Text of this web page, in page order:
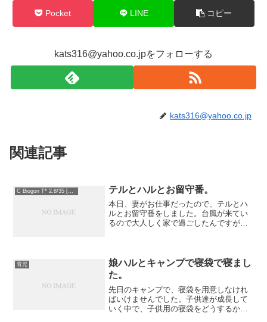
Pocket LINE コピー
kats316@yahoo.co.jpをフォローする
kats316@yahoo.co.jp
関連記事
テルとハルとお留守番。
本日、妻がお仕事だったので、テルとハ
ルとお留守番をしました。台風が来てい
るので大人しく家で過ごしたんですが、
三人でのお留守番は最長かも...
育児
娘ハルとキャンプで寝袋で寝まし
た。
先日のキャンプで、寝袋を用意しなけれ
ばいけませんでした。子供達が成長して
いく中で、子供用の寝袋をどうするか考